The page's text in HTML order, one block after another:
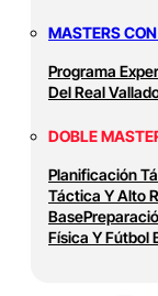
MASTERS
Programa
Del Real
DOBLE
Planificación
Táctica Y Alto
Base
Física Y Fútbol